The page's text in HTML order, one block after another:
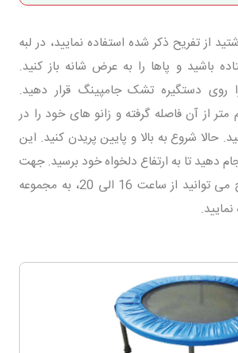
از تفریح ذکر شده استفاده نمایید، در لبه
باشید و پاها را به عرض شانه باز کنید.
روی دستگیره تشک جامپینگ قرار دهید.
از آن فاصله گرفته و زانو های خود را در
حالا شروع به بالا و پایین پریدن کنید. این
دفعه انجام دهید تا به ارتفاع دلخواه خود برسید. جهت
استفاده از این تفریح می توانید از ساعت 16 الی 20، به مجموعه